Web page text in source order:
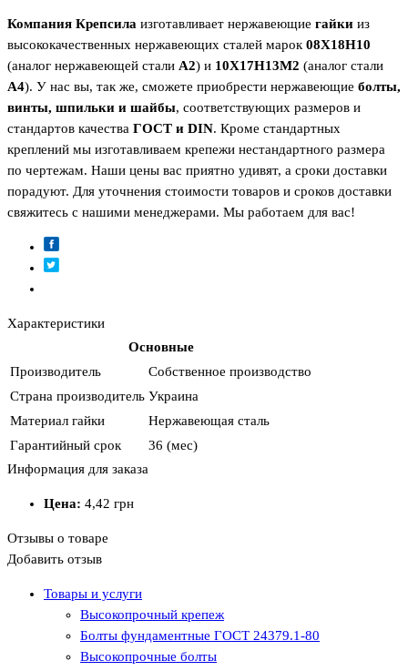
Компания Крепсила изготавливает нержавеющие гайки из
высококачественных нержавеющих сталей марок08Х18Н10
(аналог нержавеющей стали А2) и 10Х17Н13М2 (аналог стали
А4). У нас вы, так же, сможете приобрести нержавеющие болты,
винты, шпильки и шайбы, соответствующих размеров и
стандартов качества ГОСТ и DIN. Кроме стандартных
креплений мы изготавливаем крепежи нестандартного размера
по чертежам. Наши цены вас приятно удивят, а сроки доставки
порадуют. Для уточнения стоимости товаров и сроков доставки
свяжитесь с нашими менеджерами. Мы работаем для вас!
Характеристики
Основные
Производитель
Собственное производство
Страна производитель Украина
Материал гайки
Нержавеющая сталь
Гарантийный срок
36 (мес)
Информация для заказа
Цена: 4,42 грн
Отзывы о товаре
Добавить отзыв
Товары и услуги
Высокопрочный крепеж
Болты фундаментные ГОСТ 24379.1-80
Высокопрочные болты